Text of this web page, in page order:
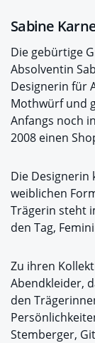
Sabine
Die gebürtige
Absolventin
Designerin für
Mothwürf und
Anfangs noch
2008 einen
Die
weiblichen
Trägerin steht
den Tag,
Zu ihren
Abendkleider,
den
Stemberger,